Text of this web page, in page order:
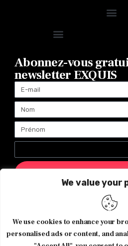
We value your
We use cookies to enhance your
personalised ads or content, and
Abonnez-vous
newsletter EXQUIS
Magazine Exquis© 2026 Tous
byAgence de communication